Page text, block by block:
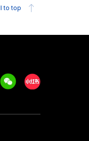
to top
WeechatXiaohongshu/